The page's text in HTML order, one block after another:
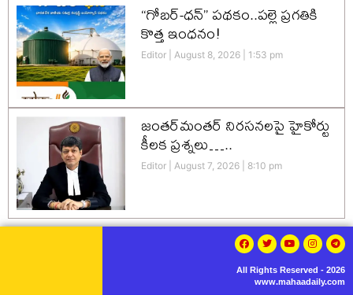
“గోబర్-ధన్” పథకం..పల్లె ప్రగతికి
కొత్త ఇంధనం!
Editor August 8, 2026 1:53 pm
జంతర్‌మంతర్ నిరసనలపై హైకోర్టు
కీలక ప్రశ్నలు…..
Editor August 7, 2026 8:10 pm
All Rights Reserved - 2026
www.mahaadaily.com